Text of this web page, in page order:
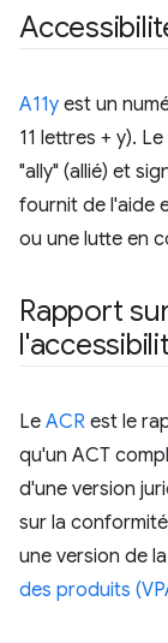
A11y est un
11 lettres + y).
"ally" (allié) et
fournit de l'aide
ou une lutte en
Rapport
Le ACR est le
qu'un ACT
d'une version
sur la
une version de la
des produits